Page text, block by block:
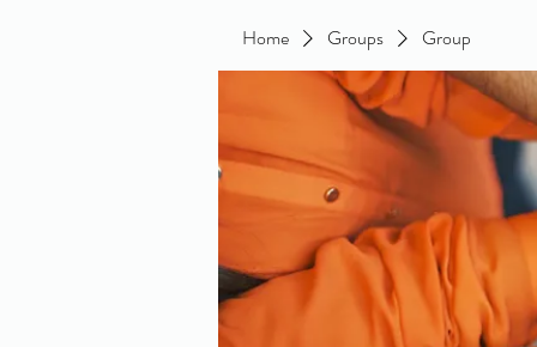
Home Groups Group